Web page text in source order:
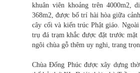
khuân viên khoảng trên 4000m2,
368m2, được bố trí hài hòa giữa
cây cối và kiến trúc Phật giáo.
trụ đá trạm khắc được đặt trước
ngôi chùa gỗ thêm uy nghi, trang
Chùa Đống Phúc được xây dựng